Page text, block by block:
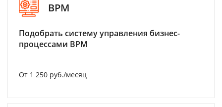
BPM
Подобрать систему управления бизнес-
процессами BPM
От 1 250 руб./месяц